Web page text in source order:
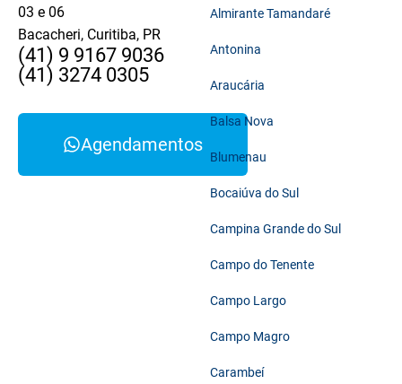
03 e 06
Bacacheri, Curitiba, PR
(41) 9 9167 9036
(41) 3274 0305
Agendamentos
Almirante Tamandaré
Antonina
Araucária
Balsa Nova
Blumenau
Bocaiúva do Sul
Campina Grande do Sul
Campo do Tenente
Campo Largo
Campo Magro
Carambeí